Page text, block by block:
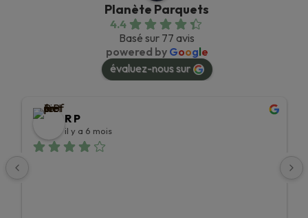
Planète Parquets
4.4
Basé sur 77 avis
powered by Google
évaluez-nous sur
R P
il y a 6 mois